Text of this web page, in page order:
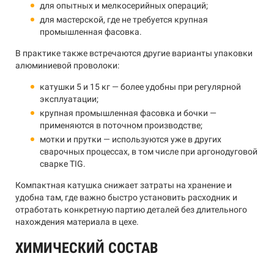
для опытных и мелкосерийных операций;
для мастерской, где не требуется крупная
промышленная фасовка.
В практике также встречаются другие варианты упаковки
алюминиевой проволоки:
катушки 5 и 15 кг — более удобны при регулярной
эксплуатации;
крупная промышленная фасовка и бочки —
применяются в поточном производстве;
мотки и прутки — используются уже в других
сварочных процессах, в том числе при аргонодуговой
сварке TIG.
Компактная катушка снижает затраты на хранение и
удобна там, где важно быстро установить расходник и
отработать конкретную партию деталей без длительного
нахождения материала в цехе.
ХИМИЧЕСКИЙ СОСТАВ